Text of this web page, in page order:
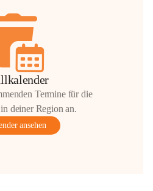
Termine für die
deiner Region an.
ansehen